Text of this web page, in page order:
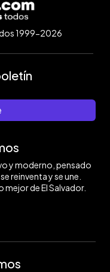
1999-2026
y moderno, pensado
reinventa y se une.
de El Salvador.